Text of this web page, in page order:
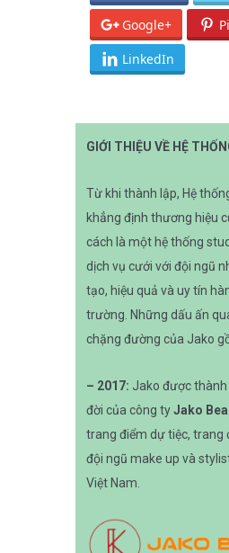
Google+
LinkedIn
GIỚI THIỆU VỀ HỆ
Từ khi thành lập, Hệ
khẳng định thương hiệu
cách là một hệ thống
dịch vụ cưới với đội ngũ
tạo, hiệu quả và uy tín
trường. Những dấu ấn
chặng đường của Jako
– 2017: Jako được thành
đời của công tyJako
trang điểm dự tiệc, trang
đội ngũ make up và
Việt Nam.